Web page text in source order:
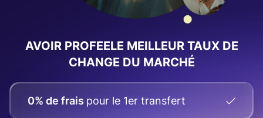
AVOIR PROFEELE MEILLEUR TAUX DE
CHANGE DU MARCHÉ
0% de frais pour le 1er transfert